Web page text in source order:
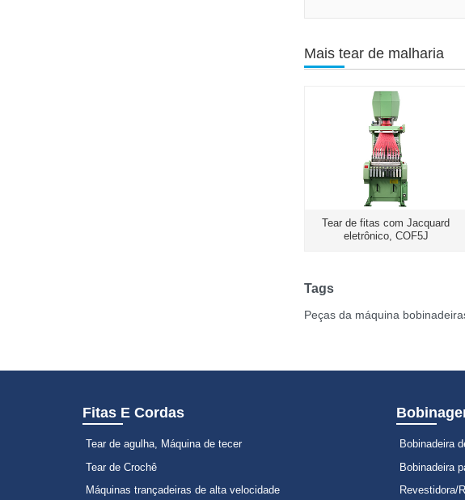
Mais tear de malharia
Tear de fitas com Jacquard
eletrônico, COF5J
Tags
Peças da máquina
Fitas E Cordas
Tear de agulha, Máquina de tecer
Tear de Crochê
Máquinas trançadeiras de alta velocidade
Bobinadeira
Bobinadeira
Revestidora/